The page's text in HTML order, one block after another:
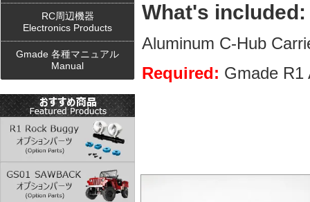
RC周辺機器
Electronics Products
Gmade 各種マニュアル
Manual
What's included:
Aluminum C-Hub
Required: Gmade R1